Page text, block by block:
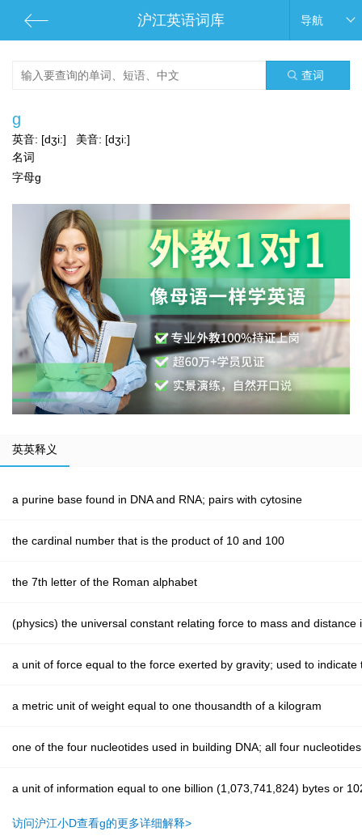
沪江英语词库 导航
查词
g
英音: [dʒi:] 美音: [dʒi:]
名词
字母g
英英释义
a purine base found in DNA and RNA; pairs with cytosine
the cardinal number that is the product of 10 and 100
the 7th letter of the Roman alphabet
(physics) the universal constant relating force to mass and distance
a unit of force equal to the force exerted by gravity; used to
a metric unit of weight equal to one thousandth of a kilogram
one of the four nucleotides used in building DNA; all four
a unit of information equal to one billion (1,073,741,824) bytes or
访问沪江小D查看g的更多详细解释>